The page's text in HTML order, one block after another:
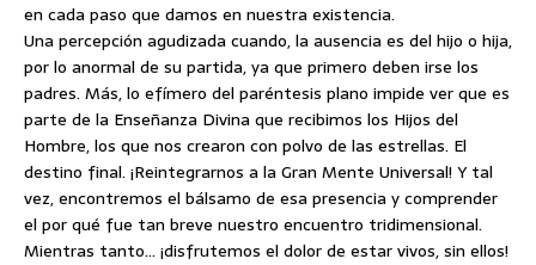
en cada paso que damos en nuestra existencia.
Una percepción agudizada cuando, la ausencia es del hijo o hija,
por lo anormal de su partida, ya que primero deben irse los
padres. Más, lo efímero del paréntesis plano impide ver que es
parte de la Enseñanza Divina que recibimos los Hijos del
Hombre, los que nos crearon con polvo de las estrellas. El
destino final. ¡Reintegrarnos a la Gran Mente Universal! Y tal
vez, encontremos el bálsamo de esa presencia y comprender
el por qué fue tan breve nuestro encuentro tridimensional.
Mientras tanto… ¡disfrutemos el dolor de estar vivos, sin ellos!